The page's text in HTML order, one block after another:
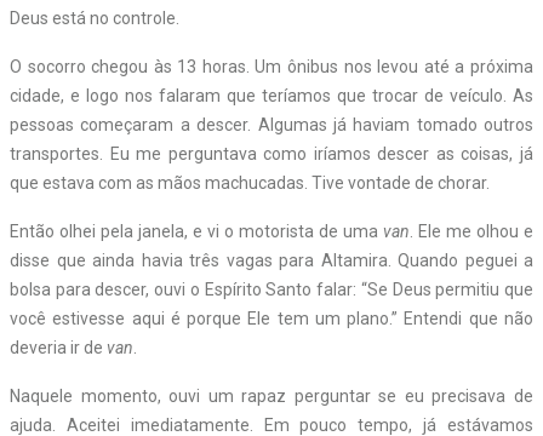
Deus está no controle.
O socorro chegou às 13 horas. Um ônibus nos levou até a próxima
cidade, e logo nos falaram que teríamos que trocar de veículo. As
pessoas começaram a descer. Algumas já haviam tomado outros
transportes. Eu me perguntava como iríamos descer as coisas, já
que estava com as mãos machucadas. Tive vontade de chorar.
Então olhei pela janela, e vi o motorista de uma van . Ele me olhou e
disse que ainda havia três vagas para Altamira. Quando peguei a
bolsa para descer, ouvi o Espírito Santo falar: “Se Deus permitiu que
você estivesse aqui é porque Ele tem um plano.” Entendi que não
deveria ir de van
Naquele momento, ouvi um rapaz perguntar se eu precisava de
ajuda. Aceitei imediatamente. Em pouco tempo, já estávamos